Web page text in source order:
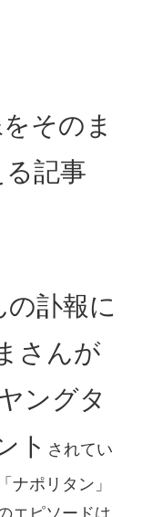
そのま
記事
訃報に
さんが
ングタ
ト されてい
ナポリタン」